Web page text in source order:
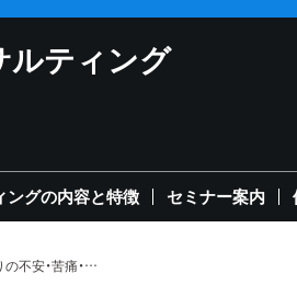
ルティング
ングの内容と特徴 セミナー案内
中小企業の社長を「資金繰りの不安・苦痛・痛み」から解放する銀行活用５大戦略セミナー